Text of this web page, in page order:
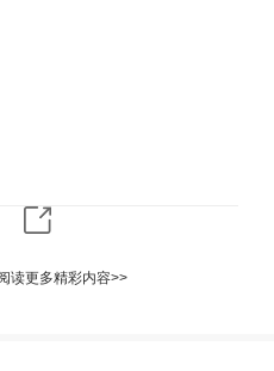
读更多精彩内容>>